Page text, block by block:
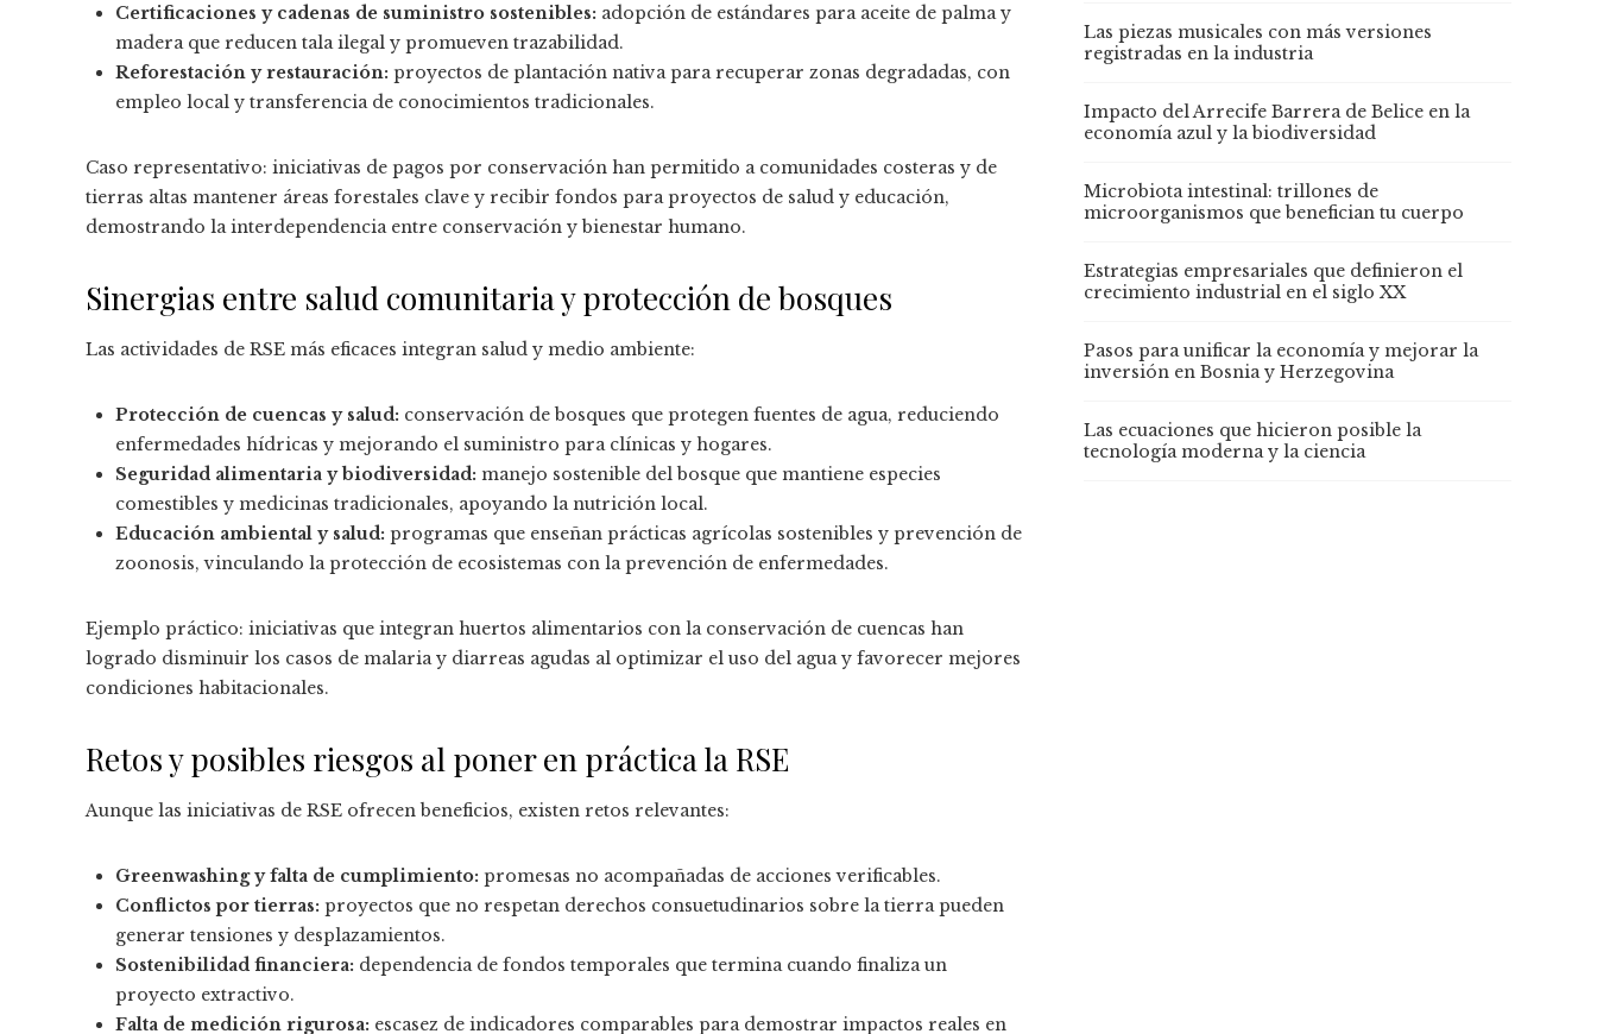
Certificaciones y cadenas de suministro sostenibles: adopción de estándares para aceite de palma y
madera que reducen tala ilegal y promueven trazabilidad.
Reforestación y restauración: proyectos de plantación nativa para recuperar zonas degradadas, con
empleo local y transferencia de conocimientos tradicionales.
Caso representativo: iniciativas de pagos por conservación han permitido a comunidades costeras y de
tierras altas mantener áreas forestales clave y recibir fondos para proyectos de salud y educación,
demostrando la interdependencia entre conservación y bienestar humano.
Sinergias entre salud comunitaria y protección de bosques
Las actividades de RSE más eficaces integran salud y medio ambiente:
Protección de cuencas y salud: conservación de bosques que protegen fuentes de agua, reduciendo
enfermedades hídricas y mejorando el suministro para clínicas y hogares.
Seguridad alimentaria y biodiversidad: manejo sostenible del bosque que mantiene especies
comestibles y medicinas tradicionales, apoyando la nutrición local.
Educación ambiental y salud: programas que enseñan prácticas agrícolas sostenibles y prevención de
zoonosis, vinculando la protección de ecosistemas con la prevención de enfermedades.
Ejemplo práctico: iniciativas que integran huertos alimentarios con la conservación de cuencas han
logrado disminuir los casos de malaria y diarreas agudas al optimizar el uso del agua y favorecer mejores
condiciones habitacionales.
Retos y posibles riesgos al poner en práctica la RSE
Aunque las iniciativas de RSE ofrecen beneficios, existen retos relevantes:
Greenwashing y falta de cumplimiento: promesas no acompañadas de acciones verificables.
Conflictos por tierras: proyectos que no respetan derechos consuetudinarios sobre la tierra pueden
generar tensiones y desplazamientos.
Sostenibilidad financiera: dependencia de fondos temporales que termina cuando finaliza un
proyecto extractivo.
Falta de medición rigurosa: escasez de indicadores comparables para demostrar impactos reales en
Las piezas musicales con más versiones
registradas en la industria
Impacto del Arrecife Barrera de Belice en la
economía azul y la biodiversidad
Microbiota intestinal: trillones de
microorganismos que benefician tu cuerpo
Estrategias empresariales que definieron el
crecimiento industrial en el siglo XX
Pasos para unificar la economía y mejorar la
inversión en Bosnia y Herzegovina
Las ecuaciones que hicieron posible la
tecnología moderna y la ciencia